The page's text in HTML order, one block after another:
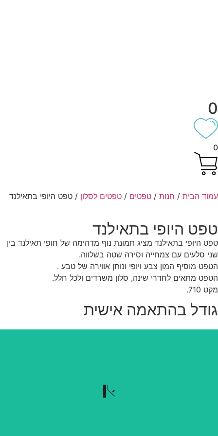
הבית/חנות/טפטים/טפטים לסלון/ טפט היופי בתאילנד
היופי בתאילנד
היופי בתאילנד מציג תמונת נוף מדהימה של חופי תאילנד בין
סלעים עם צמחייה וסירה שטה בשלווה.
מוסיף המון צבע ויופי ונותן אווירה של טבע .
מתאים לחדרי שינה, סלון משרדים ולכל חלל.
710.
בהתאמה אישית
נשלף בקלות